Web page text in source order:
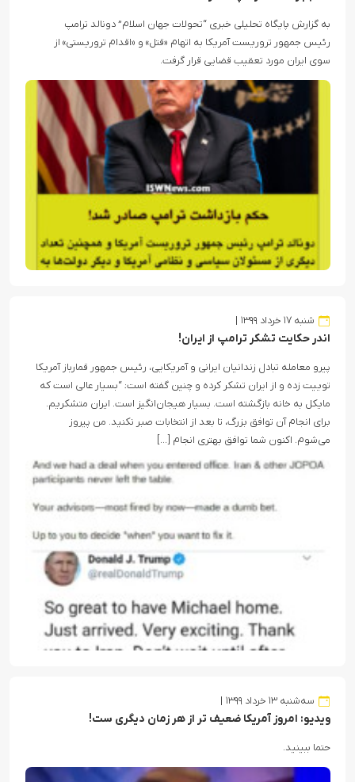
به گزارش پایگاه تحلیلی خبری “تحولات جهان اسلام” دونالد ترامپ
رئیس جمهور تروریست آمریکا به اتهام «قتل» و «اقدام تروریستی» از
سوی ایران مورد تعقیب قضایی قرار گرفت.
شنبه ۱۷ خرداد ۱۳۹۹
اندر حکایت تشکر ترامپ از ایران!
پیرو معامله تبادل زندانیان ایرانی و آمریکایی، رئیس جمهور قمارباز آمریکا
توییت زده و از ایران تشکر کرده و چنین گفته است: “بسیار عالی است که
مایکل به خانه بازگشته است. بسیار هیجان‌انگیز است. ایران متشکریم.
برای انجام آن توافق بزرگ، تا بعد از انتخابات صبر نکنید. من پیروز
می‌شوم. اکنون شما توافق بهتری انجام […]
سه‌شنبه ۱۳ خرداد ۱۳۹۹
ویدیو: امروز آمریکا ضعیف تر از هر زمان دیگری ست!
حتما ببینید.